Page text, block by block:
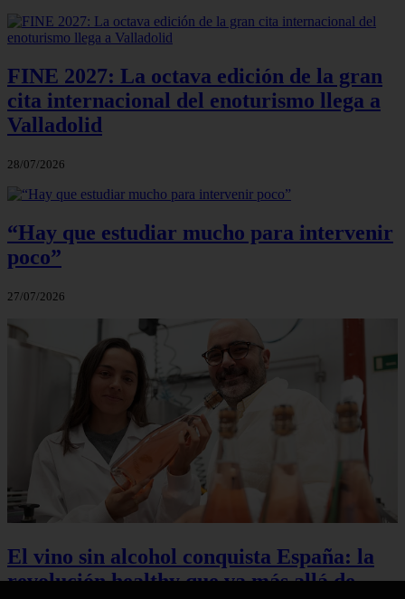
FINE 2027: La octava edición de la gran
cita internacional del enoturismo llega a
Valladolid
28/07/2026
“Hay que estudiar mucho para intervenir
poco”
27/07/2026
El vino sin alcohol conquista España: la
revolución healthy que va más allá de